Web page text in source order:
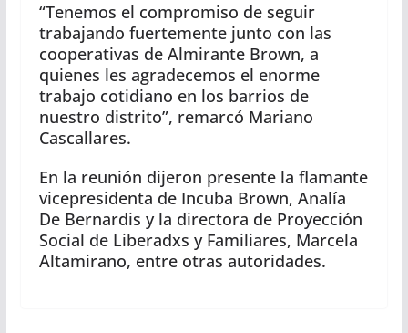
“Tenemos el compromiso de seguir
trabajando fuertemente junto con las
cooperativas de Almirante Brown, a
quienes les agradecemos el enorme
trabajo cotidiano en los barrios de
nuestro distrito”, remarcó Mariano
Cascallares.
En la reunión dijeron presente la flamante
vicepresidenta de Incuba Brown, Analía
De Bernardis y la directora de Proyección
Social de Liberadxs y Familiares, Marcela
Altamirano, entre otras autoridades.